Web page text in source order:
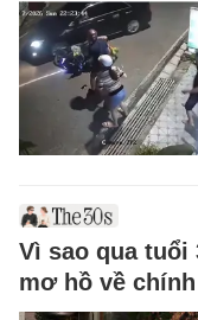
Vì sao qua tuổi
mơ hồ về